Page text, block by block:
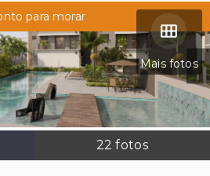
Mais fotos
22 fotos
para morar